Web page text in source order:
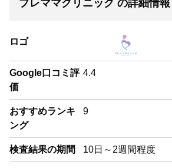
プレママクリニック の詳細情報
ロゴ
Google口コミ評
価
4.4
おすすめランキ
ング
9
検査結果の期間 10日～2週間程度